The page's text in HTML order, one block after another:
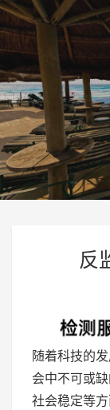
反
随着科技的
会中不可或
社会稳定等